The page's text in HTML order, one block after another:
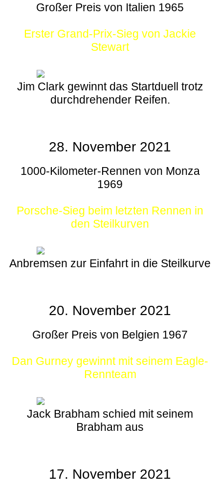
Großer Preis von Italien 1965
Erster Grand-Prix-Sieg von Jackie
Stewart
Jim Clark gewinnt das Startduell trotz
durchdrehender Reifen.
28. November 2021
1000-Kilometer-Rennen von Monza
1969
Porsche-Sieg beim letzten Rennen in
den Steilkurven
Anbremsen zur Einfahrt in die Steilkurve
20. November 2021
Großer Preis von Belgien 1967
Dan Gurney gewinnt mit seinem Eagle-
Rennteam
Jack Brabham schied mit seinem
Brabham aus
17. November 2021